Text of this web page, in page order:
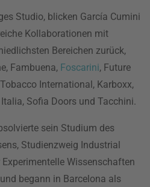
Studio, blicken García Cumini
Kollaborationen mit
Bereichen zurück,
Fambuena, Foscarini, Future
International, Karboxx,
Sofia Doors und Tacchini.
sein Studium des
Studienzweig Industrial
Wissenschaften
begann in Barcelona als